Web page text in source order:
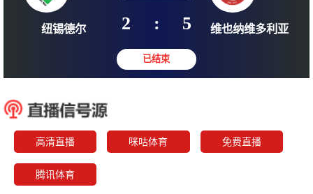
奥丙
2026-06-04 01:30:00
2 : 5
高清直播 咪咕体育 免费直播
腾讯体育